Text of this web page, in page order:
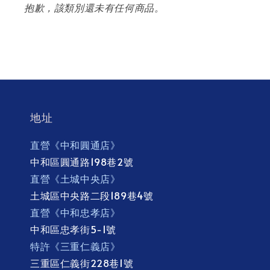
抱歉，該類別還未有任何商品。
地址
直營《中和圓通店》
中和區圓通路198巷2號
直營《土城中央店》
土城區中央路二段189巷4號
直營《中和忠孝店》
中和區忠孝街5-1號
特許《三重仁義店》
三重區仁義街228巷1號